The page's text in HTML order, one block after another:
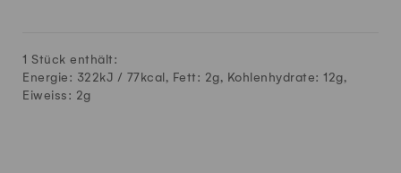
1 Stück enthält:
Energie: 322kJ / 77 kcal, Fett: 2g, Kohlenhydrate: 12g,
Eiweiss: 2g